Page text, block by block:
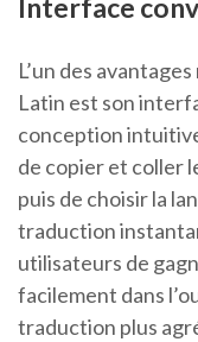
Interface
L’un des
Latin est son
conception
de copier et coller
puis de choisir la
traduction
utilisateurs de
facilement dans
traduction plus